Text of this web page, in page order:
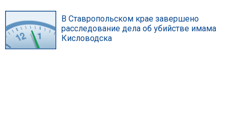
В Ставропольском крае завершено
расследование дела об убийстве имама
Кисловодска